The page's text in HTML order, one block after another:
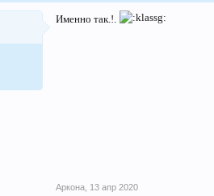
Именно так.!.
Аркона 13 апр 2020